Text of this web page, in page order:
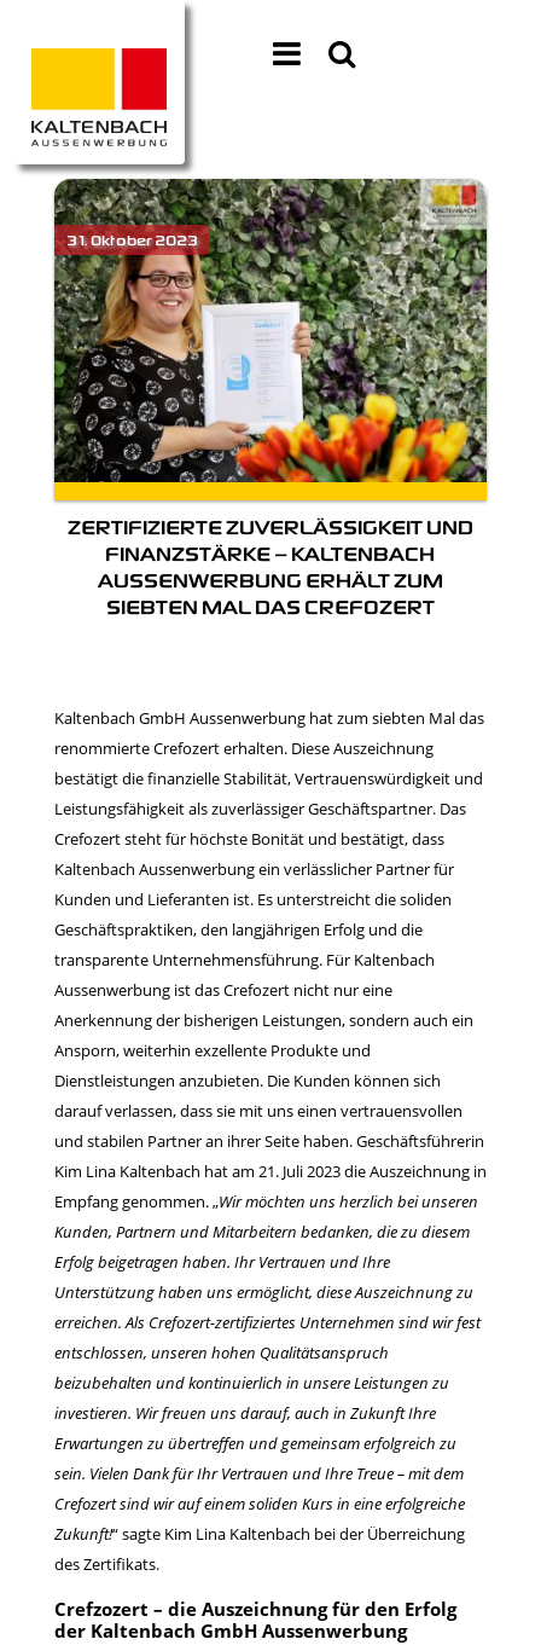
ZERTIFIZIERTE ZUVERLÄSSIGKEIT UND
FINANZSTÄRKE – KALTENBACH
AUSSENWERBUNG ERHÄLT ZUM
SIEBTEN MAL DAS CREFOZERT
Kaltenbach GmbH Aussenwerbung hat zum siebten Mal das
renommierte Crefozert erhalten. Diese Auszeichnung
bestätigt die finanzielle Stabilität, Vertrauenswürdigkeit und
Leistungsfähigkeit als zuverlässiger Geschäftspartner. Das
Crefozert steht für höchste Bonität und bestätigt, dass
Kaltenbach Aussenwerbung ein verlässlicher Partner für
Kunden und Lieferanten ist. Es unterstreicht die soliden
Geschäftspraktiken, den langjährigen Erfolg und die
transparente Unternehmensführung. Für Kaltenbach
Aussenwerbung ist das Crefozert nicht nur eine
Anerkennung der bisherigen Leistungen, sondern auch ein
Ansporn, weiterhin exzellente Produkte und
Dienstleistungen anzubieten. Die Kunden können sich
darauf verlassen, dass sie mit uns einen vertrauensvollen
und stabilen Partner an ihrer Seite haben. Geschäftsführerin
Kim Lina Kaltenbach hat am 21. Juli 2023 die Auszeichnung in
Empfang genommen. „Wir möchten uns herzlich bei unseren
Kunden, Partnern und Mitarbeitern bedanken, die zu diesem
Erfolg beigetragen haben. Ihr Vertrauen und Ihre
Unterstützung haben uns ermöglicht, diese Auszeichnung zu
erreichen. Als Crefozert-zertifiziertes Unternehmen sind wir fest
entschlossen, unseren hohen Qualitätsanspruch
beizubehalten und kontinuierlich in unsere Leistungen zu
investieren. Wir freuen uns darauf, auch in Zukunft Ihre
Erwartungen zu übertreffen und gemeinsam erfolgreich zu
sein. Vielen Dank für Ihr Vertrauen und Ihre Treue – mit dem
Crefozert sind wir auf einem soliden Kurs in eine erfolgreiche
Zukunft!“ sagte Kim Lina Kaltenbach bei der Überreichung
des Zertifikats.
Crefzozert – die Auszeichnung für den Erfolg
der Kaltenbach GmbH Aussenwerbung